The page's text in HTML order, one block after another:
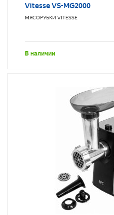
Vitesse VS-MG2000
МЯСОРУБКИ VITESSE
В наличии